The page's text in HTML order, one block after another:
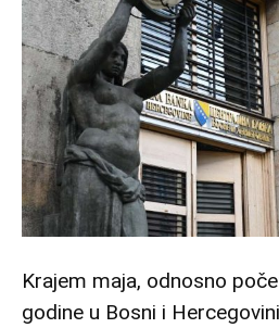
Krajem maja, odnosno
godine u Bosni i